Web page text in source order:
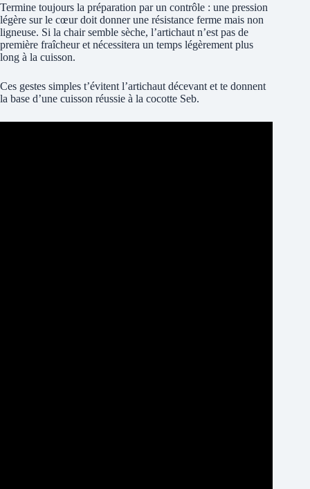
Termine toujours la préparation par un contrôle : une pression
légère sur le cœur doit donner une résistance ferme mais non
ligneuse. Si la chair semble sèche, l’artichaut n’est pas de
première fraîcheur et nécessitera un temps légèrement plus
long à la cuisson.
Ces gestes simples t’évitent l’artichaut décevant et te donnent
la base d’une cuisson réussie à la cocotte Seb.